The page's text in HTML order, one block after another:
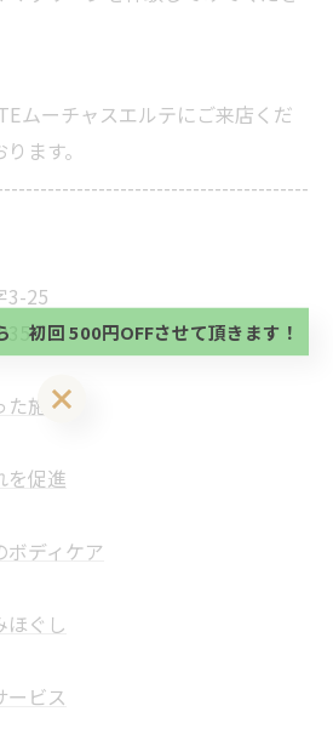
ムーチャスエルテにご来店くだ
ます。
3-25
た施術
を促進
ディケア
ほぐし
ービス
にお友達登録頂いたお客様は
て頂きます。 既に 追加済の
数ですが、✖印でお閉じ下さ
初回 500円OFFさせて頂きます！
数ですが、✖印でお閉じ下さ
初回 500円OFFさせて頂きます！